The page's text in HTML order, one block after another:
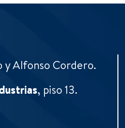
y Alfonso Cordero.
, piso 13.